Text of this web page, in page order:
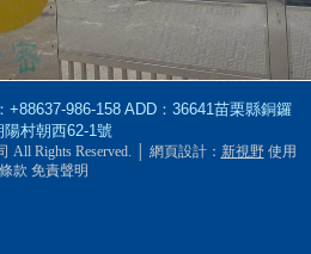
+88637-986-158 ADD：36641苗栗縣銅鑼
陽村朝西62-1號
Rights Reserved. │ 網頁設計： 新視野 使用
條款 免責聲明